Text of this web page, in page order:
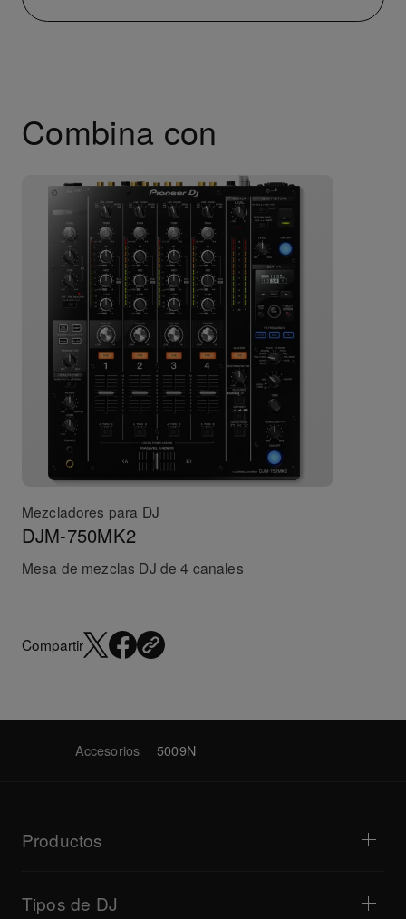
Combina con
Mezcladores para DJ
DJM-750MK2
Mesa de mezclas DJ de 4 canales
Compartir
Accesorios 5009N
Productos
Mezcladores para DJ
Sistemas de DJ todo en uno
Tipos de DJ